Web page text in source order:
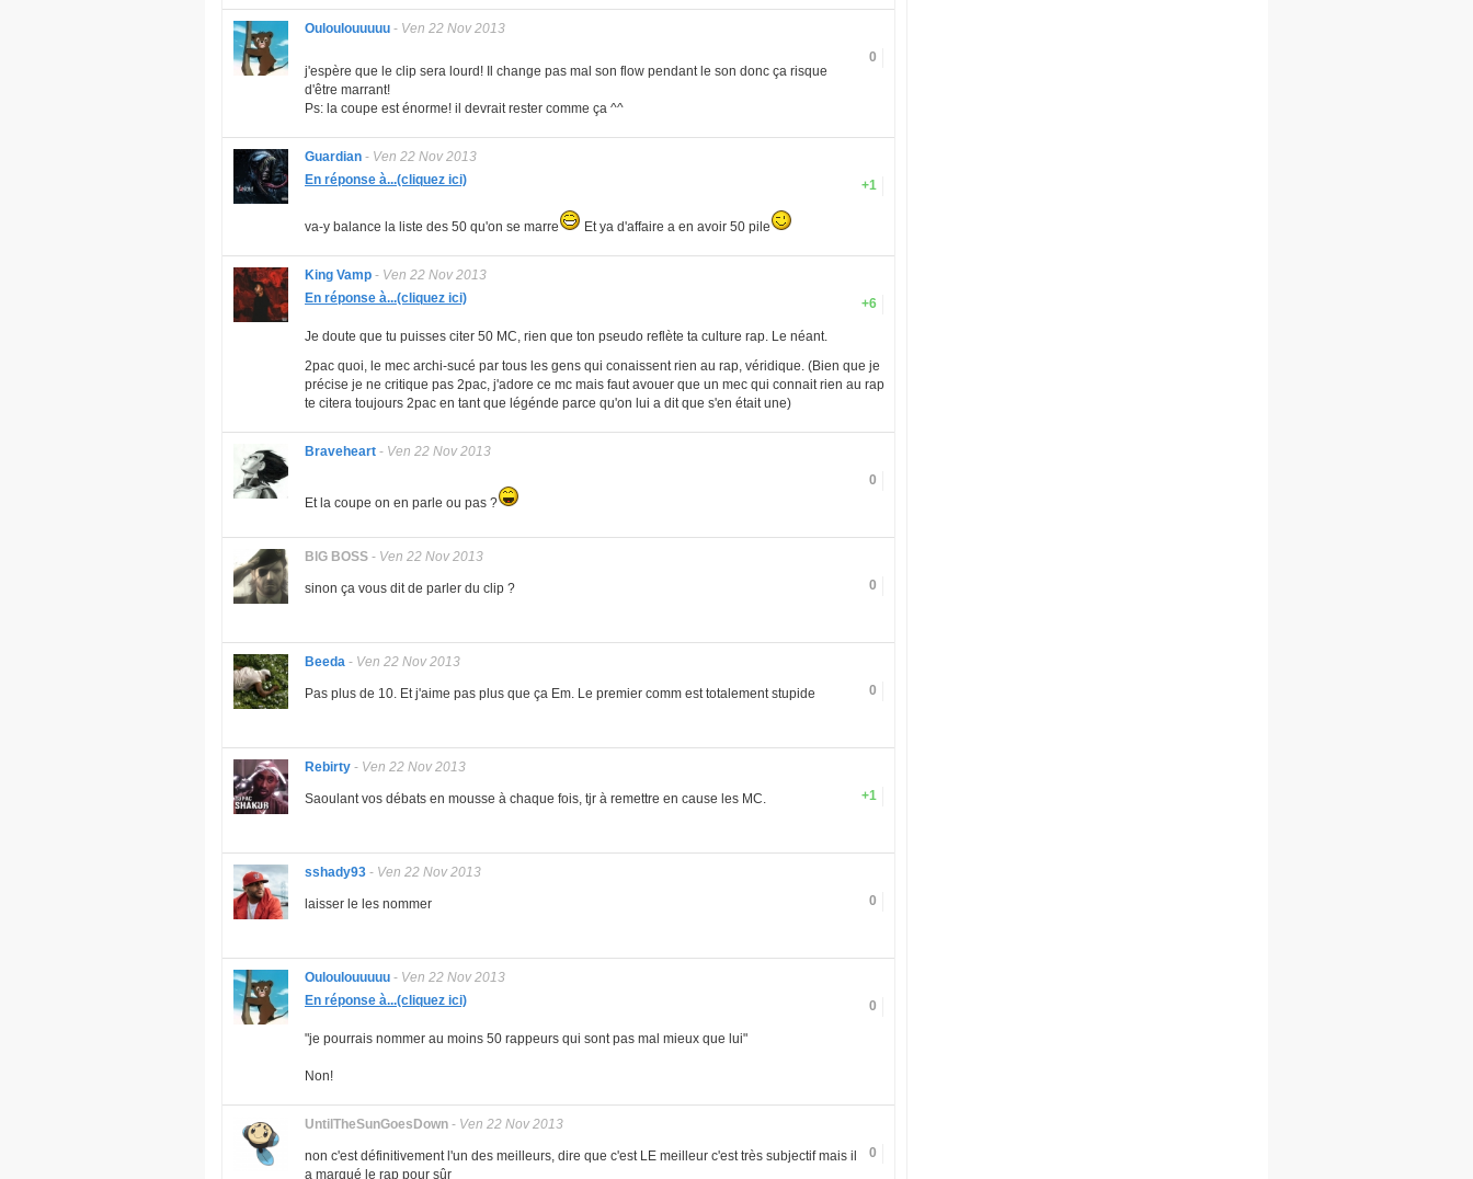
Ouloulouuuuu - Ven 22 Nov 2013
0
j'espère que le clip sera lourd! Il change pas mal son flow pendant le son donc ça risque
d'être marrant!
Ps: la coupe est énorme! il devrait rester comme ça ^^
Guardian - Ven 22 Nov 2013
+1
En réponse à...(cliquez ici)
va-y balance la liste des 50 qu'on se marre Et ya d'affaire a en avoir 50 pile
King Vamp - Ven 22 Nov 2013
+6
En réponse à...(cliquez ici)
Je doute que tu puisses citer 50 MC, rien que ton pseudo reflète ta culture rap. Le néant.
2pac quoi, le mec archi-sucé par tous les gens qui conaissent rien au rap, véridique. (Bien que je
précise je ne critique pas 2pac, j'adore ce mc mais faut avouer que un mec qui connait rien au rap
te citera toujours 2pac en tant que légénde parce qu'on lui a dit que s'en était une)
Braveheart - Ven 22 Nov 2013
0
Et la coupe on en parle ou pas ?
BlG BOSS - Ven 22 Nov 2013
0
sinon ça vous dit de parler du clip ?
Beeda - Ven 22 Nov 2013
0
Pas plus de 10. Et j'aime pas plus que ça Em. Le premier comm est totalement stupide
Rebirty - Ven 22 Nov 2013
+1
Saoulant vos débats en mousse à chaque fois, tjr à remettre en cause les MC.
sshady93 - Ven 22 Nov 2013
0
laisser le les nommer
Ouloulouuuuu - Ven 22 Nov 2013
0
En réponse à...(cliquez ici)
"je pourrais nommer au moins 50 rappeurs qui sont pas mal mieux que lui"
Non!
UntilTheSunGoesDown - Ven 22 Nov 2013
0
non c'est définitivement l'un des meilleurs, dire que c'est LE meilleur c'est très subjectif mais il
a marqué le rap pour sûr